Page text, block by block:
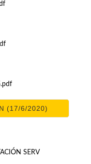
(17/6/2020)
SERV